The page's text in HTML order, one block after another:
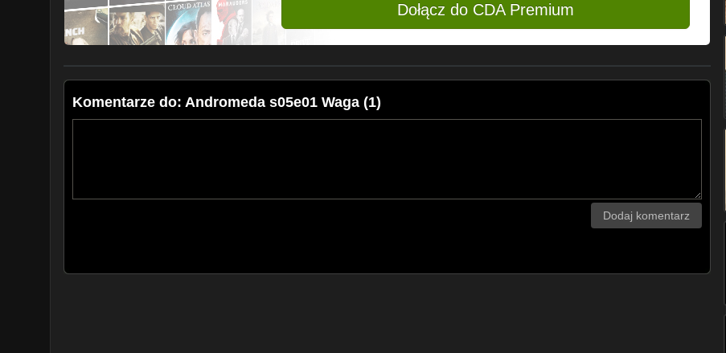
Dołącz do CDA Premium
Komentarze do: Andromeda s05e01 Waga (1)
Dodaj komentarz